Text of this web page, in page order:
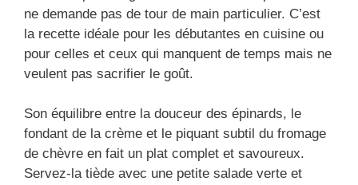
ne demande pas de tour de main particulier. C’est
la recette idéale pour les débutantes en cuisine ou
pour celles et ceux qui manquent de temps mais ne
veulent pas sacrifier le goût.
Son équilibre entre la douceur des épinards, le
fondant de la crème et le piquant subtil du fromage
de chèvre en fait un plat complet et savoureux.
Servez-la tiède avec une petite salade verte et